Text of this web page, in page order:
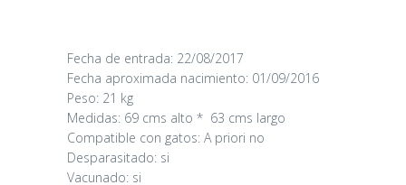
Fecha de entrada: 22/08/2017
Fecha aproximada nacimiento: 01/09/2016
Peso: 21 kg
Medidas: 69 cms alto * 63 cms largo
Compatible con gatos: A priori no
Desparasitado: si
Vacunado: si